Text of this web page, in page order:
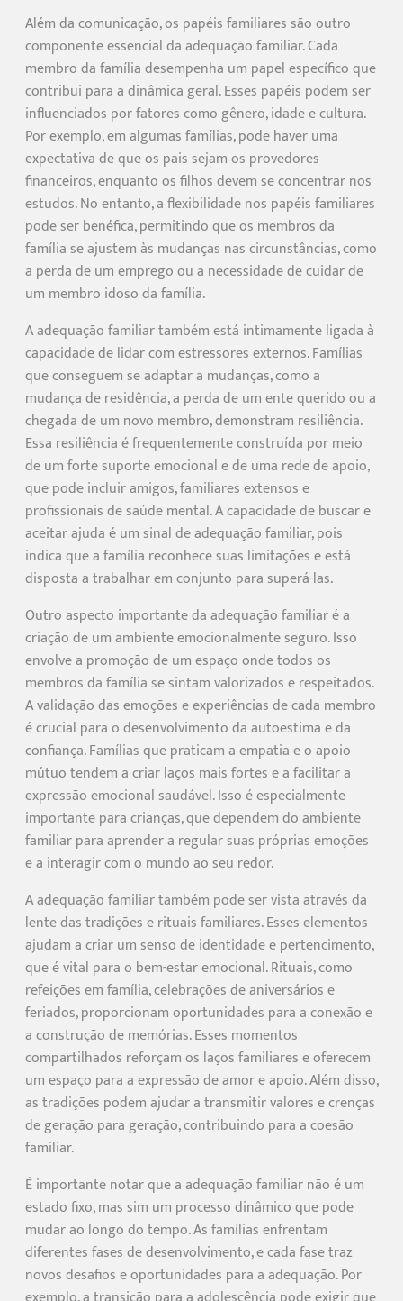
Além da comunicação, os papéis familiares são outro
componente essencial da adequação familiar. Cada
membro da família desempenha um papel específico que
contribui para a dinâmica geral. Esses papéis podem ser
influenciados por fatores como gênero, idade e cultura.
Por exemplo, em algumas famílias, pode haver uma
expectativa de que os pais sejam os provedores
financeiros, enquanto os filhos devem se concentrar nos
estudos. No entanto, a flexibilidade nos papéis familiares
pode ser benéfica, permitindo que os membros da
família se ajustem às mudanças nas circunstâncias, como
a perda de um emprego ou a necessidade de cuidar de
um membro idoso da família.
A adequação familiar também está intimamente ligada à
capacidade de lidar com estressores externos. Famílias
que conseguem se adaptar a mudanças, como a
mudança de residência, a perda de um ente querido ou a
chegada de um novo membro, demonstram resiliência.
Essa resiliência é frequentemente construída por meio
de um forte suporte emocional e de uma rede de apoio,
que pode incluir amigos, familiares extensos e
profissionais de saúde mental. A capacidade de buscar e
aceitar ajuda é um sinal de adequação familiar, pois
indica que a família reconhece suas limitações e está
disposta a trabalhar em conjunto para superá-las.
Outro aspecto importante da adequação familiar é a
criação de um ambiente emocionalmente seguro. Isso
envolve a promoção de um espaço onde todos os
membros da família se sintam valorizados e respeitados.
A validação das emoções e experiências de cada membro
é crucial para o desenvolvimento da autoestima e da
confiança. Famílias que praticam a empatia e o apoio
mútuo tendem a criar laços mais fortes e a facilitar a
expressão emocional saudável. Isso é especialmente
importante para crianças, que dependem do ambiente
familiar para aprender a regular suas próprias emoções
e a interagir com o mundo ao seu redor.
A adequação familiar também pode ser vista através da
lente das tradições e rituais familiares. Esses elementos
ajudam a criar um senso de identidade e pertencimento,
que é vital para o bem-estar emocional. Rituais, como
refeições em família, celebrações de aniversários e
feriados, proporcionam oportunidades para a conexão e
a construção de memórias. Esses momentos
compartilhados reforçam os laços familiares e oferecem
um espaço para a expressão de amor e apoio. Além disso,
as tradições podem ajudar a transmitir valores e crenças
de geração para geração, contribuindo para a coesão
familiar.
É importante notar que a adequação familiar não é um
estado fixo, mas sim um processo dinâmico que pode
mudar ao longo do tempo. As famílias enfrentam
diferentes fases de desenvolvimento, e cada fase traz
novos desafios e oportunidades para a adequação. Por